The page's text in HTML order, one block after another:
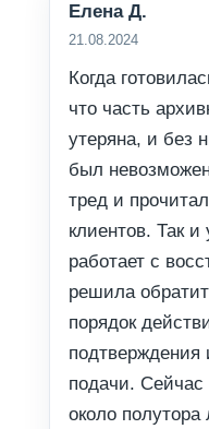
Елена Д.
21.08.2024
Когда
что часть
утеряна, и без
был
тред и
клиентов. Так и
работает с
решила
порядок
подтверждения
подачи.
около полутора